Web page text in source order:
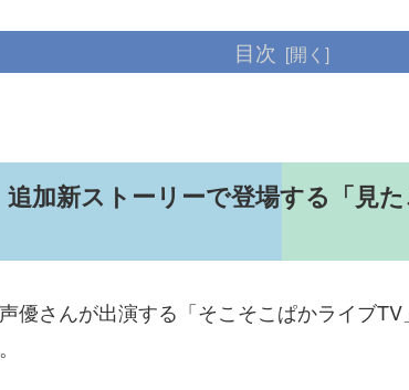
目次
追加新ストーリーで登場する「見
優さんが出演する「そこそこぱかライブ